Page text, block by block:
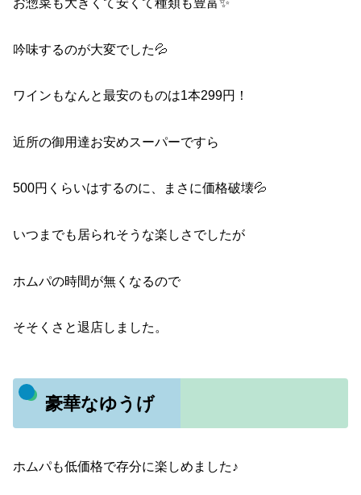
お惣菜も大きくて安くて種類も豊富✨
吟味するのが大変でした💦
ワインもなんと最安のものは1本299円！
近所の御用達お安めスーパーですら
500円くらいはするのに、まさに価格破壊💦
いつまでも居られそうな楽しさでしたが
ホムパの時間が無くなるので
そそくさと退店しました。
豪華なゆうげ
ホムパも低価格で存分に楽しめました♪